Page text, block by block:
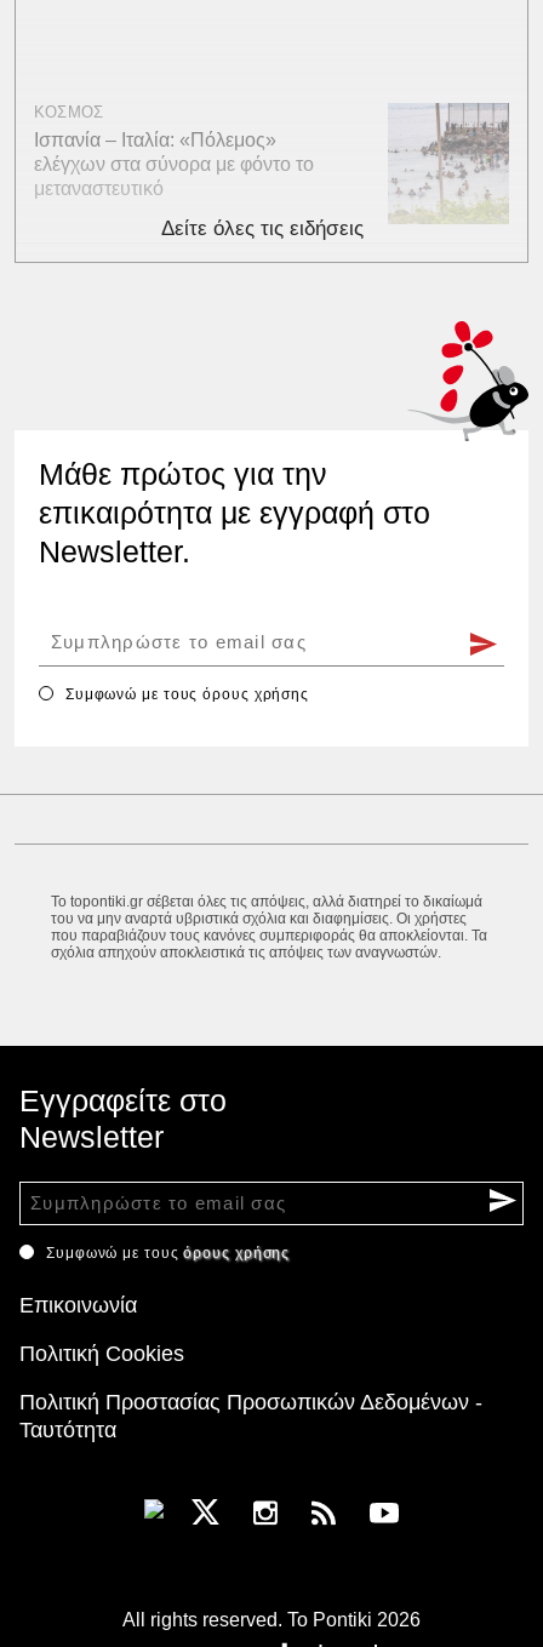
ΚΟΣΜΟΣ
Ισπανία – Ιταλία: «Πόλεμος»
ελέγχων στα σύνορα με φόντο το
μεταναστευτικό
Δείτε όλες τις ειδήσεις
Μάθε πρώτος για την
επικαιρότητα με εγγραφή στο
Newsletter.
Συμφωνώ με τουςόρους χρήσης
Το topontiki.gr σέβεται όλες τις απόψεις, αλλά διατηρεί το δικαίωμά
του να μην αναρτά υβριστικά σχόλια και διαφημίσεις. Οι χρήστες
που παραβιάζουν τους κανόνες συμπεριφοράς θα αποκλείονται. Τα
σχόλια απηχούν αποκλειστικά τις απόψεις των αναγνωστών.
Εγγραφείτε στο
Newsletter
Συμφωνώ με τουςόρους χρήσης
Επικοινωνία
Πολιτική Cookies
Πολιτική Προστασίας Προσωπικών Δεδομένων -
Ταυτότητα
All rights reserved. To Pontiki 2026